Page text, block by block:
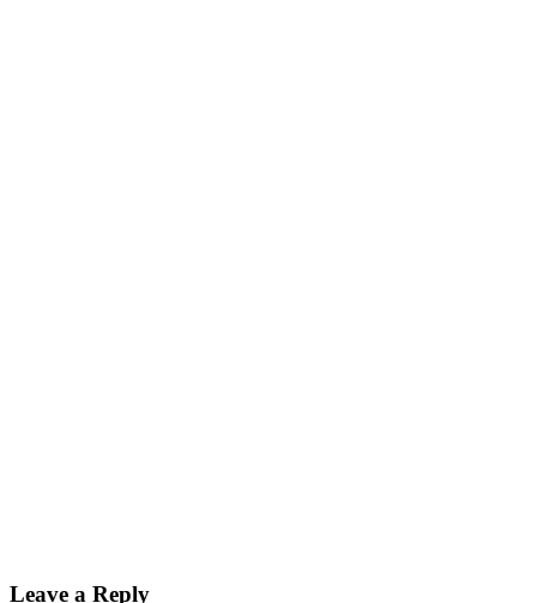
Leave a Reply